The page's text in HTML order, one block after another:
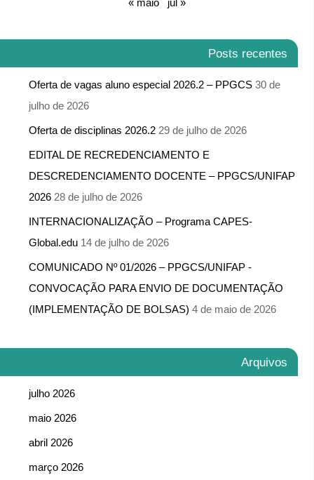
« maio
jul »
Posts recentes
Oferta de vagas aluno especial 2026.2 – PPGCS 30 de
julho de 2026
Oferta de disciplinas 2026.2 29 de julho de 2026
EDITAL DE RECREDENCIAMENTO E
DESCREDENCIAMENTO DOCENTE – PPGCS/UNIFAP
2026 28 de julho de 2026
INTERNACIONALIZAÇÃO – Programa CAPES-
Global.edu 14 de julho de 2026
COMUNICADO Nº 01/2026 – PPGCS/UNIFAP -​
CONVOCAÇÃO PARA ENVIO DE DOCUMENTAÇÃO
(IMPLEMENTAÇÃO DE BOLSAS) 4 de maio de 2026
Arquivos
julho 2026
maio 2026
abril 2026
março 2026